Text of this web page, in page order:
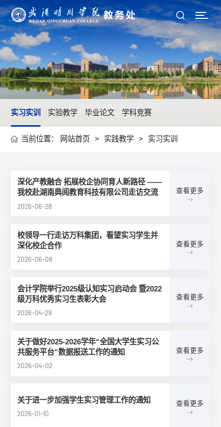
实习实训 实验教学 毕业论文 学科竞赛
当前位置： 网站首页 > 实践教学 > 实习实训
深化产教融合 拓展校企协同育人新路径 ——
我校赴湖南典阅教育科技有限公司走访交流
2026-06-28
查看更多
校领导一行走访万科集团，看望实习学生并
深化校企合作
2026-06-08
查看更多
会计学院举行2025级认知实习启动会 暨2022
级万科优秀实习生表彰大会
2026-04-28
查看更多
关于做好2025-2026学年“全国大学生实习公
共服务平台”数据报送工作的通知
2026-04-02
查看更多
关于进一步加强学生实习管理工作的通知
2026-01-10
查看更多